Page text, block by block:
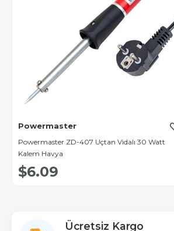
Powermaster
Powermaster ZD-407 Uçtan Vidalı 30 Watt
Kalem Havya
$6.09
Ücretsiz Kargo